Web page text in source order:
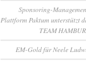
Sponsoring-
Plattform Paktum unterstützt
TEAM
EM-Gold für Neele